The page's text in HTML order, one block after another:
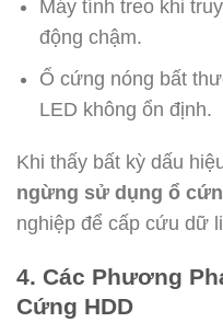
Máy tính treo khi
động chậm.
Ổ cứng nóng bất
LED không ổn định.
Khi thấy bất kỳ dấu
ngừng sử dụng ổ
nghiệp để cấp cứu dữ
4. Các Phương
Cứng HDD